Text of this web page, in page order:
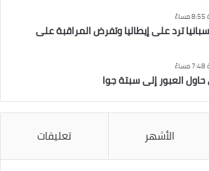
ترد على إيطاليا وتفرض المراقبة على
العبور إلى سبتة جوا
الأشهر تعليقات